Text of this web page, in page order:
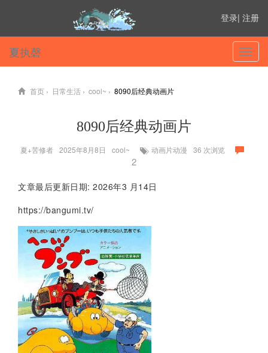
登录| 注册
切
换
夏执磬
首页 › 日常生活 › cool~ › 8090后经典动画片
8090后经典动画片
夏+苦修者 2025年8月8日 cool~ 动画片动漫 36 次浏览
2
文章最后更新日期: 2026年3 月14日
https://bangumi.tv/